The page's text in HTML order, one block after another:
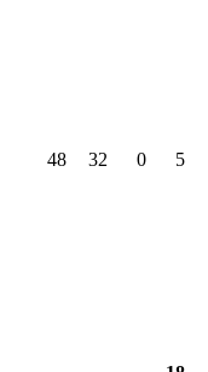
48 32 0 5